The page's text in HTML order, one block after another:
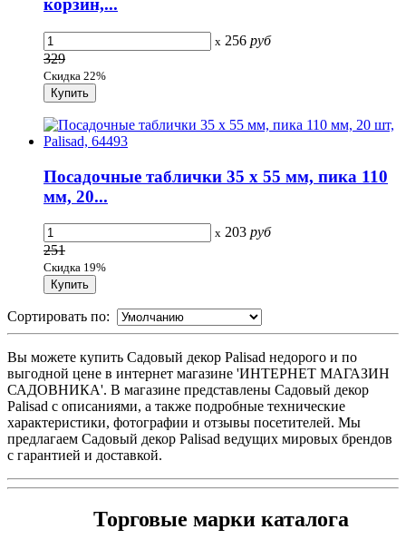
корзин,...
x 256 руб
329
Скидка 22%
Посадочные таблички 35 х 55 мм, пика 110
мм, 20...
x 203 руб
251
Скидка 19%
Сортировать по:
Вы можете купить Садовый декор Palisad недорого и по
выгодной цене в интернет магазине 'ИНТЕРНЕТ МАГАЗИН
САДОВНИКА'. В магазине представлены Садовый декор
Palisad с описаниями, а также подробные технические
характеристики, фотографии и отзывы посетителей. Мы
предлагаем Садовый декор Palisad ведущих мировых брендов
с гарантией и доставкой.
Торговые марки каталога